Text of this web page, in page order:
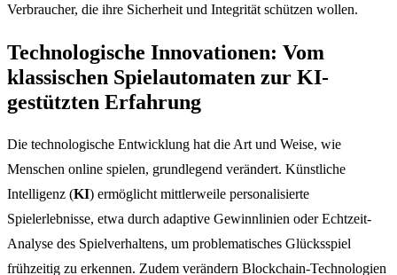
Verbraucher, die ihre Sicherheit und Integrität schützen wollen.
Technologische Innovationen: Vom
klassischen Spielautomaten zur KI-
gestützten Erfahrung
Die technologische Entwicklung hat die Art und Weise, wie
Menschen online spielen, grundlegend verändert. Künstliche
Intelligenz (KI) ermöglicht mittlerweile personalisierte
Spielerlebnisse, etwa durch adaptive Gewinnlinien oder Echtzeit-
Analyse des Spielverhaltens, um problematisches Glücksspiel
frühzeitig zu erkennen. Zudem verändern Blockchain-Technologien